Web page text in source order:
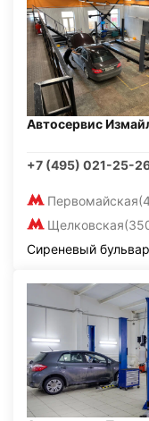
Автосервис
+7 (495) 021-25-
Первомайская
Щелковская
Сиреневый